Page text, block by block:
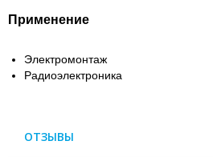
Применение
Электромонтаж
Радиоэлектроника
ОТЗЫВЫ